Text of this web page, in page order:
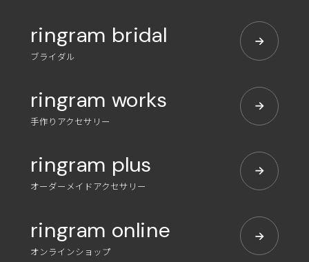
ringram bridal
ブライダル
ringram works
手作りアクセサリー
ringram plus
オーダーメイドアクセサリー
ringram online
オンラインショップ